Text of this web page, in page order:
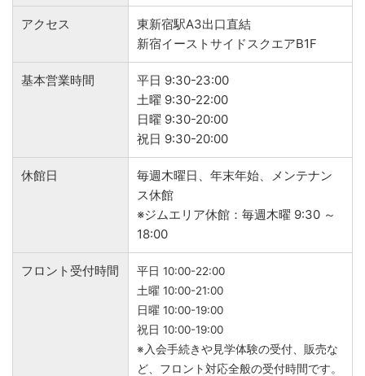
アクセス
東新宿駅A3出口直結
新宿イーストサイドスクエアB1F
基本営業時間
平日 9:30-23:00
土曜 9:30-22:00
日曜 9:30-20:00
祝日 9:30-20:00
休館日
毎週木曜日、年末年始、メンテナン
ス休館
※ジムエリア休館：毎週木曜 9:30 ～
18:00
フロント受付時間
平日 10:00-22:00
土曜 10:00-21:00
日曜 10:00-19:00
祝日 10:00-19:00
※入会手続きや見学体験の受付、販売な
ど、フロント対応全般の受付時間です。